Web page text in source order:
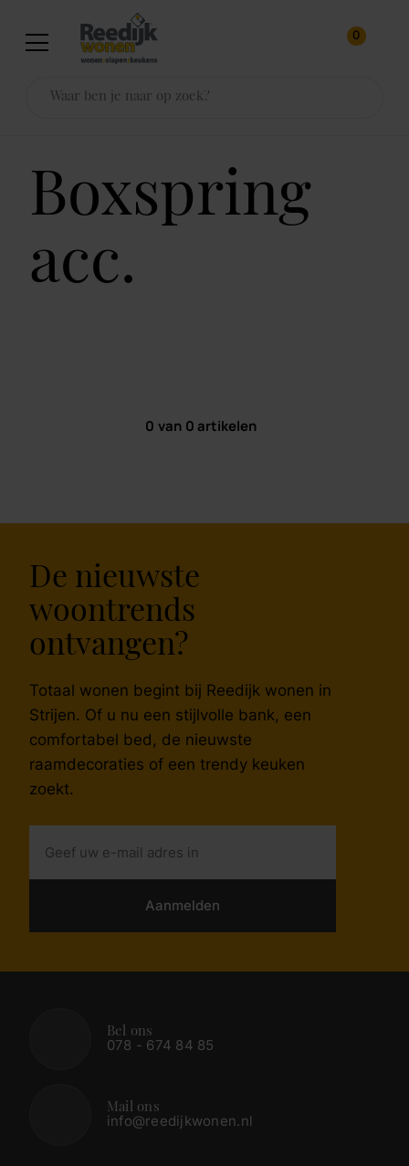
0
boxspring
acc.
0 van 0 artikelen
De nieuwste
woontrends
ontvangen?
Totaal wonen begint bij Reedijk wonen in
Strijen. Of u nu een stijlvolle bank, een
comfortabel bed, de nieuwste
raamdecoraties of een trendy keuken
zoekt.
Aanmelden
Bel ons
078 - 674 84 85
Mail ons
info@reedijkwonen.nl